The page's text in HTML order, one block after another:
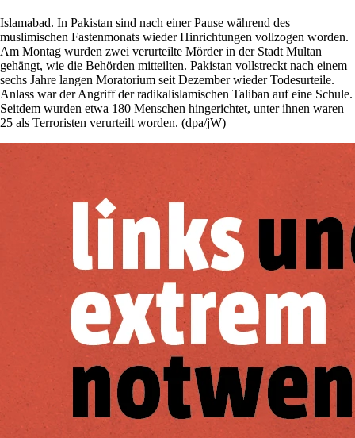
Islamabad. In Pakistan sind nach einer Pause während des
muslimischen Fastenmonats wieder Hinrichtungen vollzogen worden.
Am Montag wurden zwei verurteilte Mörder in der Stadt Multan
gehängt, wie die Behörden mitteilten. Pakistan vollstreckt nach einem
sechs Jahre langen Moratorium seit Dezember wieder Todesurteile.
Anlass war der Angriff der radikalislamischen Taliban auf eine Schule.
Seitdem wurden etwa 180 Menschen hingerichtet, unter ihnen waren
25 als Terroristen verurteilt worden. (dpa/jW)